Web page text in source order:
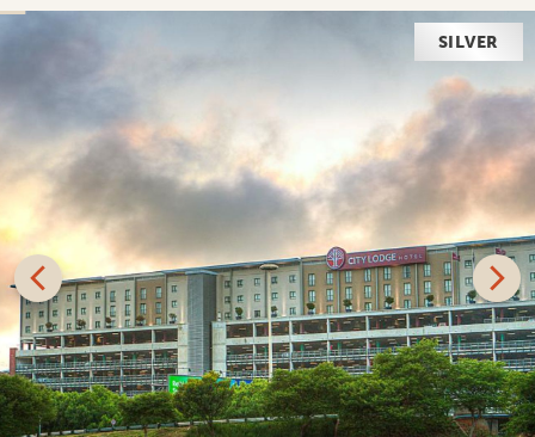
SILVER
The City Lodge Hotel - O.R. Tambo
International Airport
Välkommen till Sydafrika – nayimkelekile, baie welkom!